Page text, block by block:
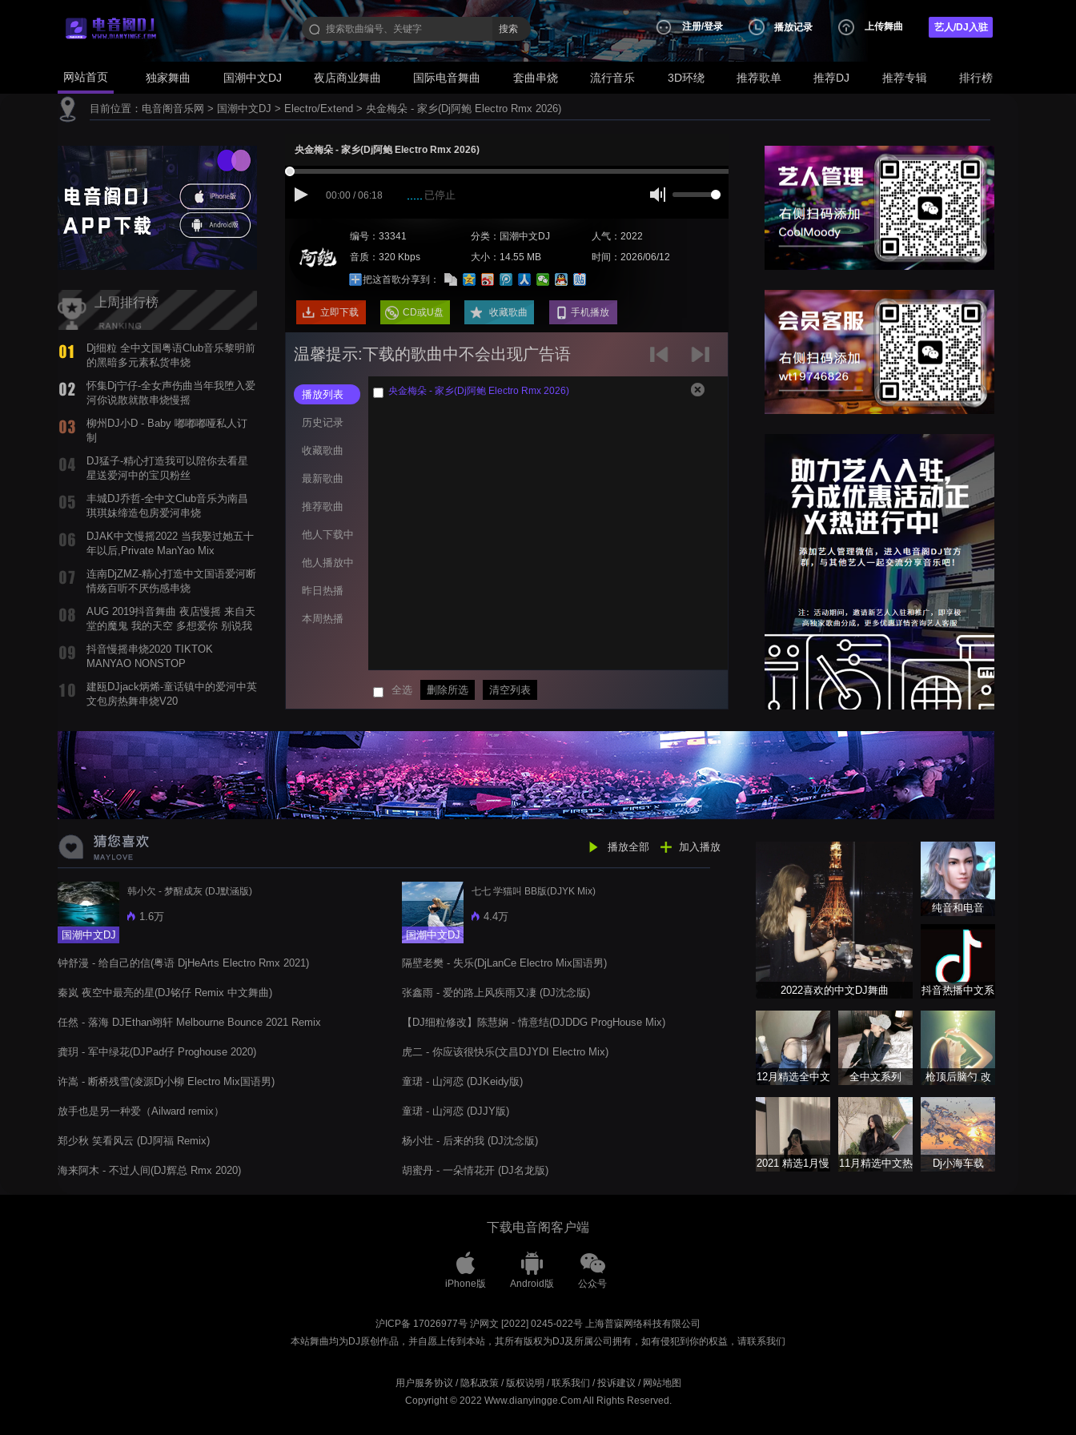
搜索 注册/登录 播放记录 上传舞曲 艺人/DJ入驻
网站首页 独家舞曲 国潮中文DJ 夜店商业舞曲 国际电音舞曲 套曲串烧 流行音乐 3D环绕 推荐歌单 推荐DJ 推荐专辑 排行榜
目前位置： 电音阁音乐网 > 国潮中文DJ > Electro/Extend > 央金梅朵 - 家乡(Dj阿鲍 Electro Rmx 2026)
上周排行榜
Dj细粒 全中文国粤语Club音乐黎明前
的黑暗多元素私货串烧
怀集Dj宁仔-全女声伤曲当年我堕入爱
河你说散就散串烧慢摇
柳州DJ小D - Baby 嘟嘟嘟哑私人订
制
DJ猛子-精心打造我可以陪你去看星
星送爱河中的宝贝粉丝
丰城DJ乔哲-全中文Club音乐为南昌
琪琪妹缔造包房爱河串烧
DJAK中文慢摇2022 当我娶过她五十
年以后,Private ManYao Mix
连南DjZMZ-精心打造中文国语爱河断
情殇百听不厌伤感串烧
AUG 2019抖音舞曲 夜店慢摇 来自天
堂的魔鬼 我的天空 多想爱你 别说我
抖音慢摇串烧2020 TIKTOK
MANYAO NONSTOP
蝉爸爸妈妈爱存在夏天的风是想你的
声音啊
建瓯DJjack炳烯-童话镇中的爱河中英
文包房热舞串烧V20
央金梅朵 - 家乡(Dj阿鲍 Electro Rmx 2026)
00:00 / 06:18 已停止
编号：33341 分类：国潮中文DJ
人气：2022
音质：320 Kbps
大小：14.55 MB
时间：2026/06/12
把这首歌分享到：
立即下载 CD或U盘 收藏歌曲 手机播放
温馨提示:下载的歌曲中不会出现广告语
播放列表
历史记录
收藏歌曲
最新歌曲
推荐歌曲
他人下载中
他人播放中
昨日热播
本周热播
央金梅朵 - 家乡(Dj阿鲍 Electro Rmx 2026)
全选 删除所选 清空列表
播放全部 加入播放
国潮中文DJ
韩小欠 - 梦醒成灰 (DJ默涵版)
1.6万
钟舒漫 - 给自己的信(粤语 DjHeArts Electro Rmx 2021)
秦岚 夜空中最亮的星(DJ铭仔 Remix 中文舞曲)
任然 - 落海 DJEthan翊轩 Melbourne Bounce 2021 Remix
龚玥 - 军中绿花(DJPad仔 Proghouse 2020)
许嵩 - 断桥残雪(凌源Dj小柳 Electro Mix国语男)
放手也是另一种爱（Ailward remix）
郑少秋 笑看风云 (DJ阿福 Remix)
海来阿木 - 不过人间(DJ辉总 Rmx 2020)
国潮中文DJ
七七 学猫叫 BB版(DJYK Mix)
4.4万
隔壁老樊 - 失乐(DjLanCe Electro Mix国语男)
张鑫雨 - 爱的路上风疾雨又凄 (DJ沈念版)
【DJ细粒修改】陈慧娴 - 情意结(DJDDG ProgHouse Mix)
虎二 - 你应该很快乐(文昌DJYDI Electro Mix)
童珺 - 山河恋 (DJKeidy版)
童珺 - 山河恋 (DJJY版)
杨小壮 - 后来的我 (DJ沈念版)
胡蜜丹 - 一朵情花开 (DJ名龙版)
2022喜欢的中文DJ舞曲
纯音和电音
抖音热播中文系
12月精选全中文
全中文系列
枪顶后脑勺 改
2021 精选1月慢
11月精选中文热
Dj小海车载
下载电音阁客户端
iPhone版 Android版 公众号
沪ICP备 17026977号 沪网文 [2022] 0245-022号 上海普寐网络科技有限公司
本站舞曲均为DJ原创作品，并自愿上传到本站，其所有版权为DJ及所属公司拥有，如有侵犯到你的权益，请联系我们
用户服务协议 / 隐私政策/ 版权说明 /联系我们 /投诉建议 / 网站地图
Copyright © 2022 Www.dianyingge.Com All Rights Reserved.